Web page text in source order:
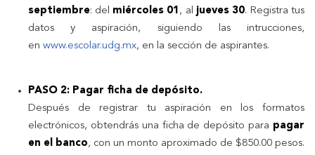
septiembre: del miércoles 01 , al jueves 30. Registra tus
datos y aspiración, siguiendo las intrucciones,
en www.escolar.udg.mx, en la sección de aspirantes.
PASO 2: Pagar ficha de depósito.
Después de registrar tu aspiración en los formatos
electrónicos, obtendrás una ficha de depósito para pagar
en el banco, con un monto aproximado de $850.00 pesos.